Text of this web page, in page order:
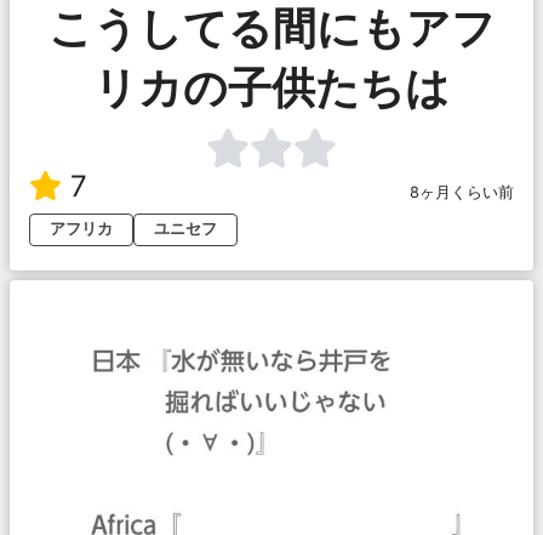
こうしてる間にもアフ
リカの子供たちは
7
8ヶ月くらい前
アフリカ
ユニセフ